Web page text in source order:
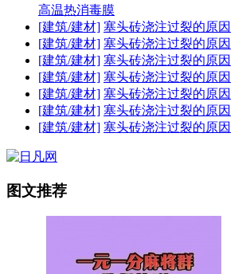
高温热消毒膜
[建筑/建材] 塞头砖浇注过裂的原因
[建筑/建材] 塞头砖浇注过裂的原因
[建筑/建材] 塞头砖浇注过裂的原因
[建筑/建材] 塞头砖浇注过裂的原因
[建筑/建材] 塞头砖浇注过裂的原因
[建筑/建材] 塞头砖浇注过裂的原因
[建筑/建材] 塞头砖浇注过裂的原因
图文推荐